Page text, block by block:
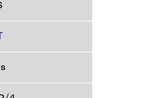
(aktueller Menüpunkt)